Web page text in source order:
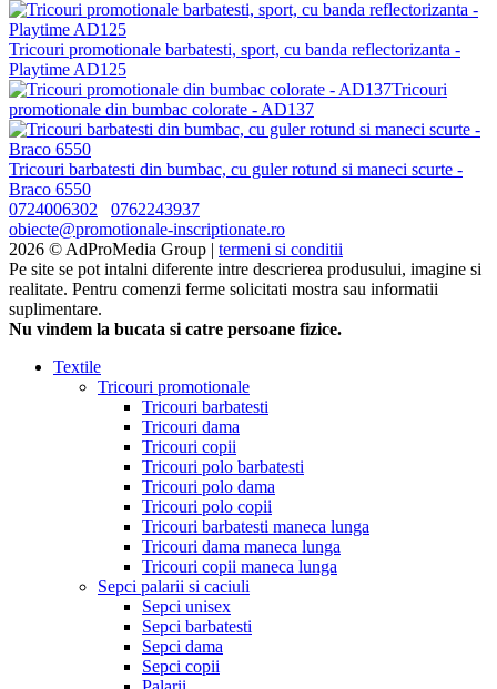
Tricouri promotionale barbatesti, sport, cu banda reflectorizanta -
Playtime AD125
Tricouri
promotionale din bumbac colorate - AD137
Tricouri barbatesti din bumbac, cu guler rotund si maneci scurte -
Braco 6550
0724006302
0762243937
obiecte@promotionale-inscriptionate.ro
2026 © AdProMedia Group | termeni si conditii
Pe site se pot intalni diferente intre descrierea produsului, imagine si
realitate. Pentru comenzi ferme solicitati mostra sau informatii
suplimentare.
Nu vindem la bucata si catre persoane fizice.
Textile
Tricouri promotionale
Tricouri barbatesti
Tricouri dama
Tricouri copii
Tricouri polo barbatesti
Tricouri polo dama
Tricouri polo copii
Tricouri barbatesti maneca lunga
Tricouri dama maneca lunga
Tricouri copii maneca lunga
Sepci palarii si caciuli
Sepci unisex
Sepci barbatesti
Sepci dama
Sepci copii